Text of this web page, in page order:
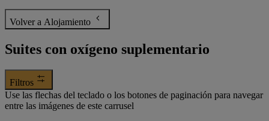
Volver a Alojamiento
Suites con oxígeno suplementario
Filtros
Use las flechas del teclado o los botones de paginación para navegar
entre las imágenes de este carrusel